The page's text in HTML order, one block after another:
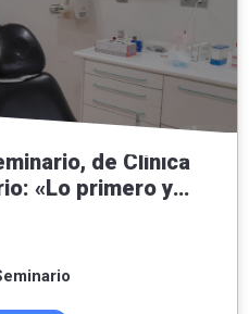
de Clínica
«Lo primero y
al paciente»